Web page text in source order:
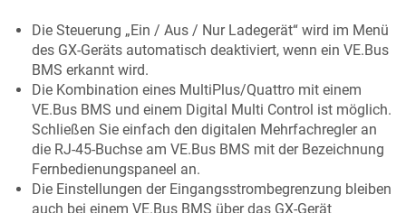
Die Steuerung „Ein / Aus / Nur Ladegerät“ wird im Menü
des GX-Geräts automatisch deaktiviert, wenn ein VE.Bus
BMS erkannt wird.
Die Kombination eines MultiPlus/Quattro mit einem
VE.Bus BMS und einem Digital Multi Control ist möglich.
Schließen Sie einfach den digitalen Mehrfachregler an
die RJ-45-Buchse am VE.Bus BMS mit der Bezeichnung
Fernbedienungspaneel an.
Die Einstellungen der Eingangsstrombegrenzung bleiben
auch bei einem VE.Bus BMS über das GX-Gerät